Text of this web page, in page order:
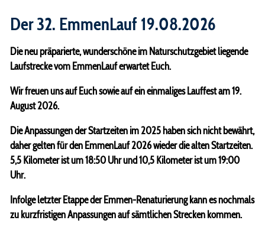
Helfer EmmenLauf
Geschichte EmmenLauf
Die Emme
Archiv
Fotos
Pressemitteilungen
Ranglisten
Laufgruppe
Der 32. EmmenLauf 19.08.2026
Die neu präparierte, wunderschöne im Naturschutzgebiet liegende
Laufstrecke vom EmmenLauf erwartet Euch.
Wir freuen uns auf Euch sowie auf ein einmaliges Lauffest am 19.
August 2026.
Die Anpassungen der Startzeiten im 2025 haben sich nicht bewährt,
daher gelten für den EmmenLauf 2026 wieder die alten Startzeiten.
5,5 Kilometer ist um 18:50 Uhr und 10,5 Kilometer ist um 19:00
Uhr.
Infolge letzter Etappe der Emmen-Renaturierung kann es nochmals
zu kurzfristigen Anpassungen auf sämtlichen Strecken kommen.